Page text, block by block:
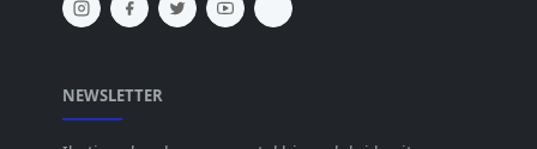
NEWSLETTER